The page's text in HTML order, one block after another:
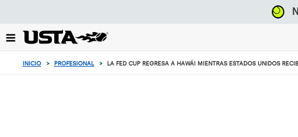
el
botón
INICIO > PROFESIONAL > LA FED CUP REGRESA A HAWÁI MIENTRAS ESTADOS UNIDOS